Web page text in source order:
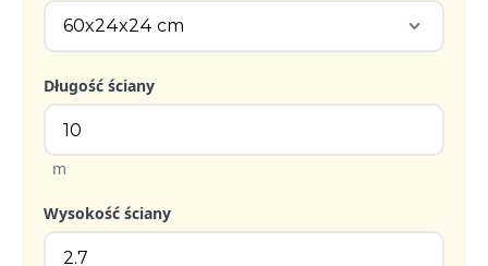
Długość ściany
m
Wysokość ściany